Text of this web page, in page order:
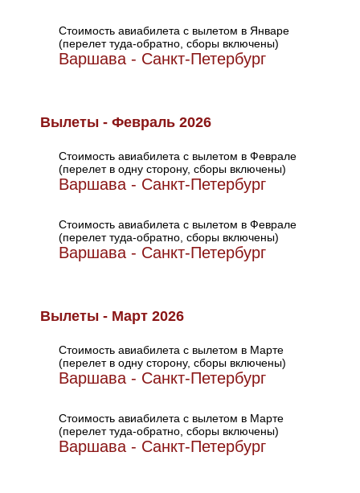
Стоимость авиабилета с вылетом в Январе
(перелет туда-обратно, сборы включены)
Варшава - Санкт-Петербург
Вылеты - Февраль 2026
Стоимость авиабилета с вылетом в Феврале
(перелет в одну сторону, сборы включены)
Варшава - Санкт-Петербург
Стоимость авиабилета с вылетом в Феврале
(перелет туда-обратно, сборы включены)
Варшава - Санкт-Петербург
Вылеты - Март 2026
Стоимость авиабилета с вылетом в Марте
(перелет в одну сторону, сборы включены)
Варшава - Санкт-Петербург
Стоимость авиабилета с вылетом в Марте
(перелет туда-обратно, сборы включены)
Варшава - Санкт-Петербург